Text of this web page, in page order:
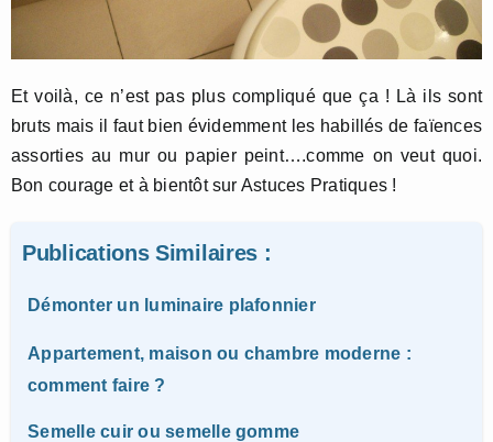
Et voilà, ce n’est pas plus compliqué que ça ! Là ils sont
bruts mais il faut bien évidemment les habillés de faïences
assorties au mur ou papier peint….comme on veut quoi.
Bon courage et à bientôt sur Astuces Pratiques !
Publications Similaires :
Démonter un luminaire plafonnier
Appartement, maison ou chambre moderne :
comment faire ?
Semelle cuir ou semelle gomme